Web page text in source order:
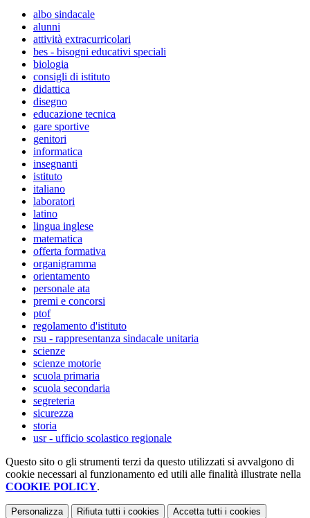
albo sindacale
alunni
attività extracurricolari
bes - bisogni educativi speciali
biologia
consigli di istituto
didattica
disegno
educazione tecnica
gare sportive
genitori
informatica
insegnanti
istituto
italiano
laboratori
latino
lingua inglese
matematica
offerta formativa
organigramma
orientamento
personale ata
premi e concorsi
ptof
regolamento d'istituto
rsu - rappresentanza sindacale unitaria
scienze
scienze motorie
scuola primaria
scuola secondaria
segreteria
sicurezza
storia
usr - ufficio scolastico regionale
Questo sito o gli strumenti terzi da questo utilizzati si avvalgono di
cookie necessari al funzionamento ed utili alle finalità illustrate nella
COOKIE POLICY.
Personalizza Rifiuta tutti i cookies Accetta tutti i cookies